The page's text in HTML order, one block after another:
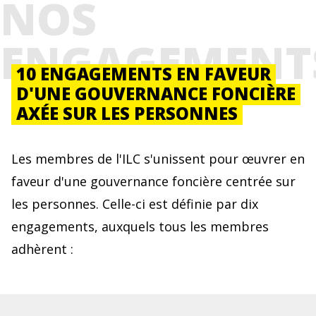
NOS
10 ENGAGEMENTS EN FAVEUR
D'UNE GOUVERNANCE FONCIÈRE
AXÉE SUR LES PERSONNES
Les membres de l'ILC s'unissent pour œuvrer en
faveur d'une gouvernance foncière centrée sur
les personnes. Celle-ci est définie par dix
engagements, auxquels tous les membres
adhèrent :